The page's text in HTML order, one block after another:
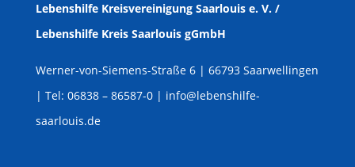
Lebenshilfe Kreisvereinigung Saarlouis e. V. /
Lebenshilfe Kreis Saarlouis gGmbH
Werner-von-Siemens-Straße 6| 66793 Saarwellingen
| Tel: 06838 – 86587-0 | info@lebenshilfe-
saarlouis.de